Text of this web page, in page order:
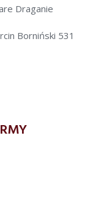
Draganie
Borniński 531